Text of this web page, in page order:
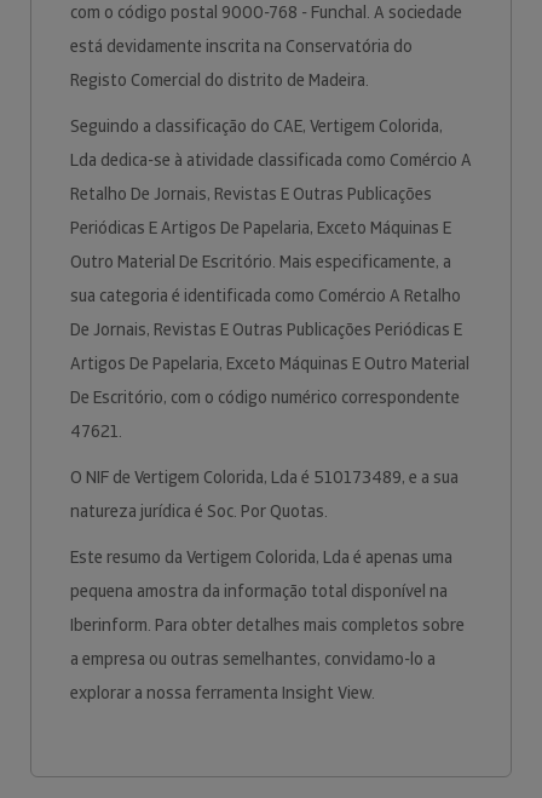
com o código postal 9000-768 - Funchal. A sociedade
está devidamente inscrita na Conservatória do
Registo Comercial do distrito de Madeira.
Seguindo a classificação do CAE, Vertigem Colorida,
Lda dedica-se à atividade classificada como Comércio A
Retalho De Jornais, Revistas E Outras Publicações
Periódicas E Artigos De Papelaria, Exceto Máquinas E
Outro Material De Escritório. Mais especificamente, a
sua categoria é identificada como Comércio A Retalho
De Jornais, Revistas E Outras Publicações Periódicas E
Artigos De Papelaria, Exceto Máquinas E Outro Material
De Escritório, com o código numérico correspondente
47621.
O NIF de Vertigem Colorida, Lda é 510173489, e a sua
natureza jurídica é Soc. Por Quotas.
Este resumo da Vertigem Colorida, Lda é apenas uma
pequena amostra da informação total disponível na
Iberinform. Para obter detalhes mais completos sobre
a empresa ou outras semelhantes, convidamo-lo a
explorar a nossa ferramenta Insight View.